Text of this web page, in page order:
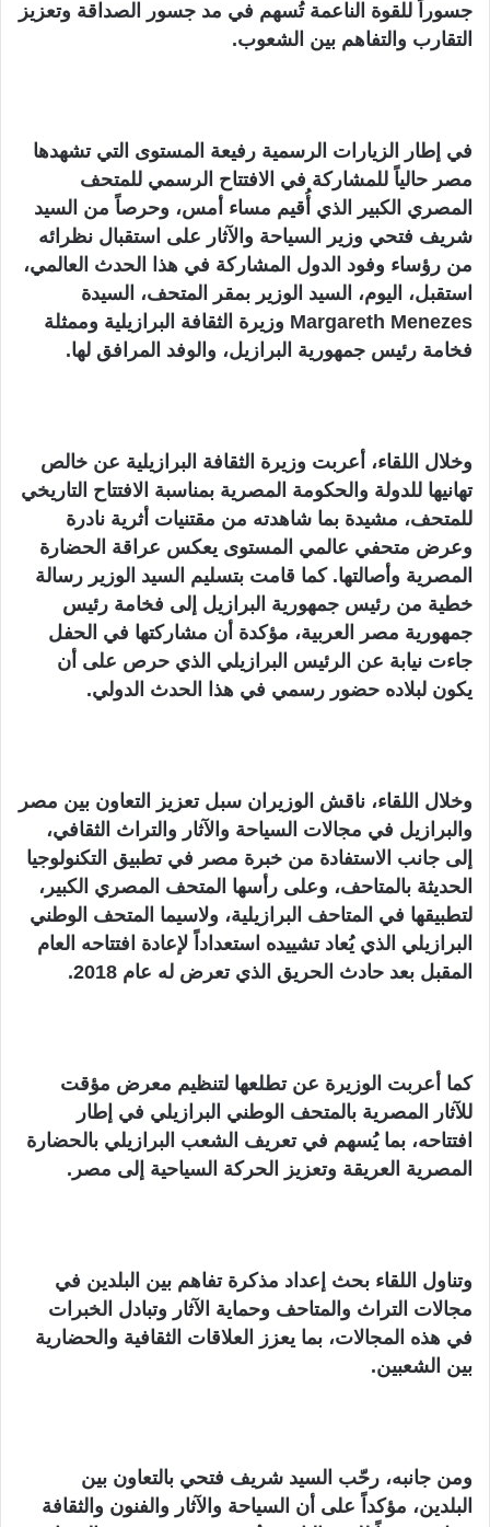
جسوراً للقوة الناعمة تُسهم في مد جسور الصداقة وتعزيز
التقارب والتفاهم بين الشعوب.
في إطار الزيارات الرسمية رفيعة المستوى التي تشهدها
مصر حالياً للمشاركة في الافتتاح الرسمي للمتحف
المصري الكبير الذي أُقيم مساء أمس، وحرصاً من السيد
شريف فتحي وزير السياحة والآثار على استقبال نظرائه
من رؤساء وفود الدول المشاركة في هذا الحدث العالمي،
استقبل، اليوم، السيد الوزير بمقر المتحف، السيدة
Margareth Menezes وزيرة الثقافة البرازيلية وممثلة
فخامة رئيس جمهورية البرازيل، والوفد المرافق لها.
وخلال اللقاء، أعربت وزيرة الثقافة البرازيلية عن خالص
تهانيها للدولة والحكومة المصرية بمناسبة الافتتاح التاريخي
للمتحف، مشيدة بما شاهدته من مقتنيات أثرية نادرة
وعرض متحفي عالمي المستوى يعكس عراقة الحضارة
المصرية وأصالتها. كما قامت بتسليم السيد الوزير رسالة
خطية من رئيس جمهورية البرازيل إلى فخامة رئيس
جمهورية مصر العربية، مؤكدة أن مشاركتها في الحفل
جاءت نيابة عن الرئيس البرازيلي الذي حرص على أن
يكون لبلاده حضور رسمي في هذا الحدث الدولي.
وخلال اللقاء، ناقش الوزيران سبل تعزيز التعاون بين مصر
والبرازيل في مجالات السياحة والآثار والتراث الثقافي،
إلى جانب الاستفادة من خبرة مصر في تطبيق التكنولوجيا
الحديثة بالمتاحف، وعلى رأسها المتحف المصري الكبير،
لتطبيقها في المتاحف البرازيلية، ولاسيما المتحف الوطني
البرازيلي الذي يُعاد تشييده استعداداً لإعادة افتتاحه العام
المقبل بعد حادث الحريق الذي تعرض له عام 2018.
كما أعربت الوزيرة عن تطلعها لتنظيم معرض مؤقت
للآثار المصرية بالمتحف الوطني البرازيلي في إطار
افتتاحه، بما يُسهم في تعريف الشعب البرازيلي بالحضارة
المصرية العريقة وتعزيز الحركة السياحية إلى مصر.
وتناول اللقاء بحث إعداد مذكرة تفاهم بين البلدين في
مجالات التراث والمتاحف وحماية الآثار وتبادل الخبرات
في هذه المجالات، بما يعزز العلاقات الثقافية والحضارية
بين الشعبين.
ومن جانبه، رحّب السيد شريف فتحي بالتعاون بين
البلدين، مؤكداً على أن السياحة والآثار والفنون والثقافة